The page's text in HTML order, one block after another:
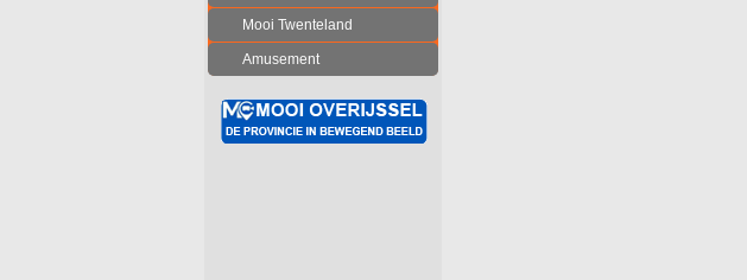
Mooi Twenteland
Amusement